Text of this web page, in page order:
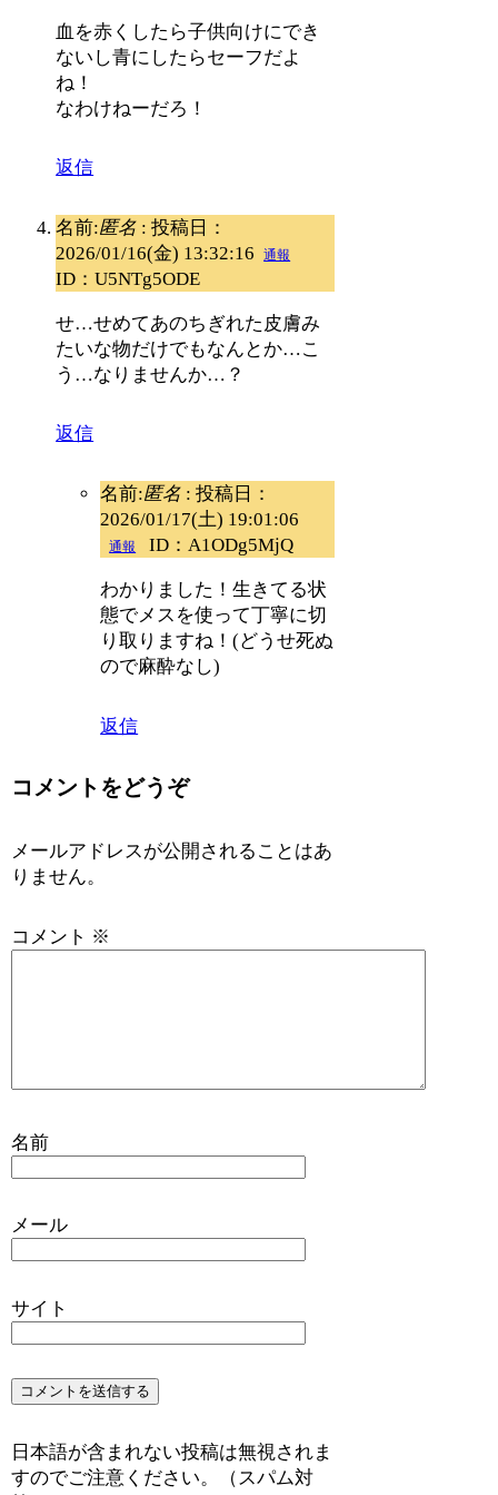
血を赤くしたら子供向けにでき
ないし青にしたらセーフだよ
ね！
なわけねーだろ！
返信
名前:匿名 : 投稿日：
2026/01/16(金) 13:32:16
通報
ID：U5NTg5ODE
せ…せめてあのちぎれた皮膚み
たいな物だけでもなんとか…こ
う…なりませんか…？
返信
名前:匿名 : 投稿日：
2026/01/17(土) 19:01:06
通報 ID：A1ODg5MjQ
わかりました！生きてる状
態でメスを使って丁寧に切
り取りますね！(どうせ死ぬ
ので麻酔なし)
返信
コメントをどうぞ
メールアドレスが公開されることはあ
りません。
コメント ※
名前
メール
サイト
日本語が含まれない投稿は無視されま
すのでご注意ください。（スパム対